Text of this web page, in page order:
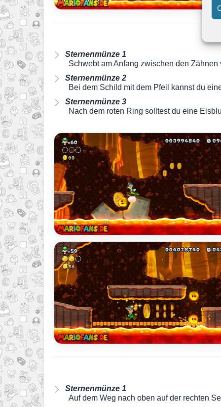
Sternenmünze 1
Schwebt am Anfang zwischen den Zähnen
Sternenmünze 2
Bei dem Schild mit dem Pfeil kannst du
Sternenmünze 3
Nach dem roten Ring solltest du eine
Sternenmünze 1
Auf dem Weg nach oben auf der rechten